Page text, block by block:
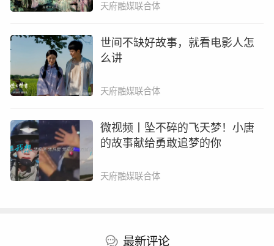
纪录片《杨升庵》剧照
词作者名叫杨慎，号升庵，明代状元，首辅杨廷和之
他因“大礼议”触怒嘉靖帝，被终身流放云南。
这首《临江仙》正写于他人生最晦暗的岁月。
直到明末清初，毛纶、毛宗岗父子修订《三国演义》
时，将这首源自边陲的悲怆之作，置于卷首。个人命运的
天府融媒联合体
世间不缺好故事，就看电影人怎
么讲
天府融媒联合体
微视频丨坠不碎的飞天梦！小唐
的故事献给勇敢追梦的你
天府融媒联合体
最新评论